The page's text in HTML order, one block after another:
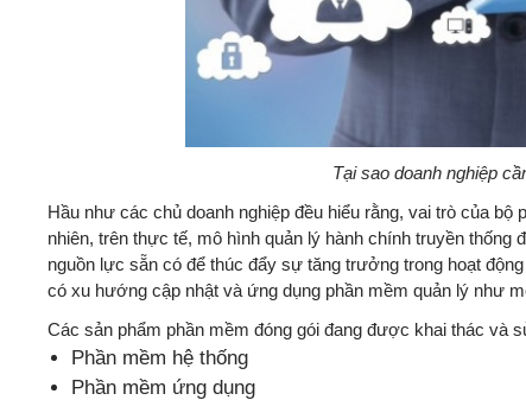
Tại sao doanh nghiệp
Hầu như các chủ doanh nghiệp đều hiểu rằng, vai trò của
nhiên, trên thực tế, mô hình quản lý hành chính truyền thống
nguồn lực sẵn có để thúc đẩy sự tăng trưởng trong hoạt
có xu hướng cập nhật và ứng dụng phần mềm quản lý như
Các sản phẩm phần mềm đóng gói đang được khai thác và
Phần mềm hệ thống
Phần mềm ứng dụng